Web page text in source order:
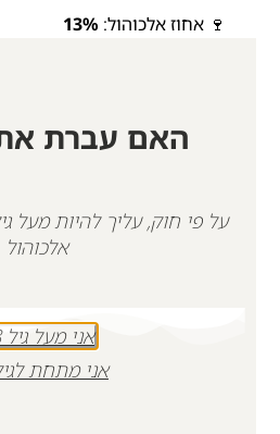
🍷 אחוז אלכוהול: 13%
עוף ברטבים לימוניים וירקות
עוצמה
האם עברת את
אלכוהול
אני מעל גיל 18
אני מתחת לגיל